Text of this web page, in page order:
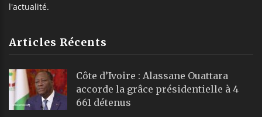
l'actualité.
Articles Récents
Côte d’Ivoire : Alassane Ouattara
accorde la grâce présidentielle à 4
661 détenus